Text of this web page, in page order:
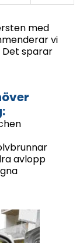
med
vi
sparar
avlopp